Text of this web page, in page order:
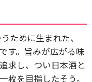
ために生まれた、
す。旨みが広がる味
求し、つい日本酒と
枚を目指したそう。